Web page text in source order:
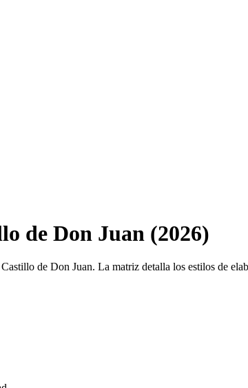
de Don Juan (2026)
Castillo de Don Juan. La matriz detalla los estilos